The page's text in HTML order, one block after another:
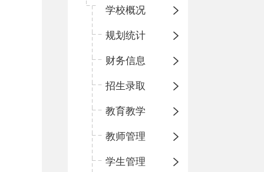
学校概况
规划统计
财务信息
招生录取
教育教学
教师管理
学生管理